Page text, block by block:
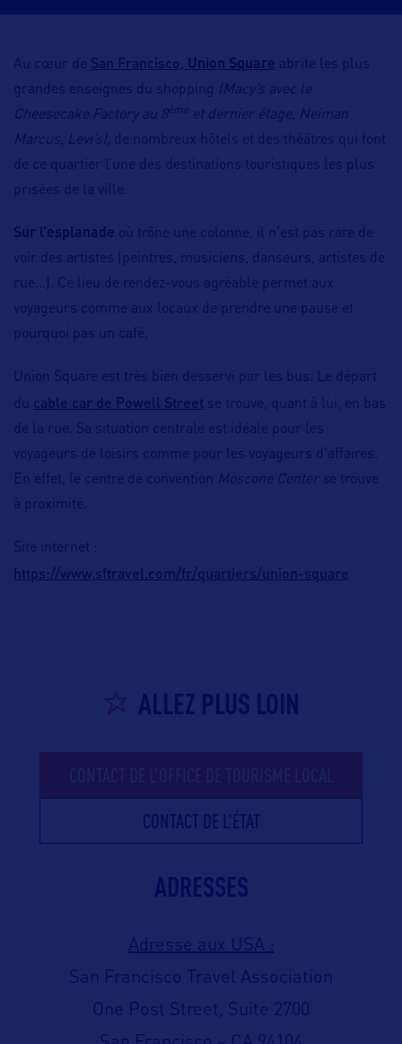
Au cœur de San Francisco, Union Square abrite les plus
grandes enseignes du shopping (Macy’s avec le
Cheesecake Factory au 8 ème
et dernier étage, Neiman
Marcus, Levi’s), de nombreux hôtels et des théâtres qui font
de ce quartier l’une des destinations touristiques les plus
prisées de la ville.
Sur l’esplanade où trône une colonne, il n’est pas rare de
voir des artistes (peintres, musiciens, danseurs, artistes de
rue…). Ce lieu de rendez-vous agréable permet aux
voyageurs comme aux locaux de prendre une pause et
pourquoi pas un café.
Union Square est très bien desservi par les bus. Le départ
du cable car de Powell Street se trouve, quant à lui, en bas
de la rue. Sa situation centrale est idéale pour les
voyageurs de loisirs comme pour les voyageurs d’affaires.
En effet, le centre de convention Moscone Center s e trouve
à proximité.
Site internet :
https://www.sftravel.com/fr/quartiers/union-square
ALLEZ PLUS LOIN
CONTACT DE L'ÉTAT
ADRESSES
Adresse aux USA :
San Francisco Travel Association
One Post Street, Suite 2700